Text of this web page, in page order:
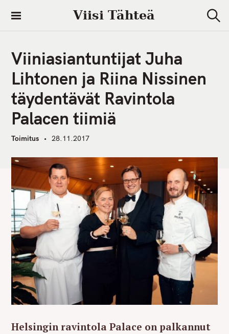
i
Viisi Tähteä
e
Viiniasiantuntijat Juha
Lihtonen ja Riina Nissinen
täydentävät Ravintola
Palacen tiimiä
Toimitus 28.11.2017
Helsingin ravintola Palace on palkannut